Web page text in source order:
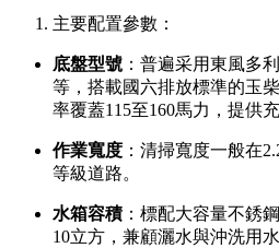
主要配置參數：
底盤型號 ：普遍采用東風多
等，搭載國六排放標準的玉
率覆蓋115至160馬力，提供
作業寬度 ：清掃寬度一般在
等級道路。
水箱容積：標配大容量不銹
10立方，兼顧灑水與沖洗用水